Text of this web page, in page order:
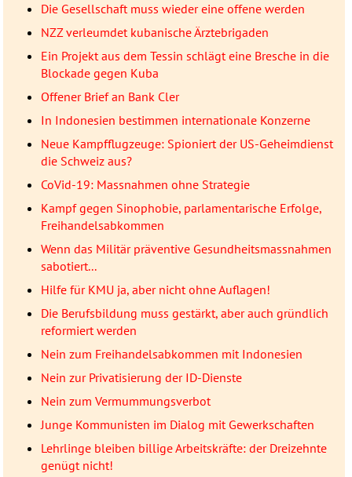
Die Gesellschaft muss wieder eine offene werden
NZZ verleumdet kubanische Ärztebrigaden
Ein Projekt aus dem Tessin schlägt eine Bresche in die
Blockade gegen Kuba
Offener Brief an Bank Cler
In Indonesien bestimmen internationale Konzerne
Neue Kampfflugzeuge: Spioniert der US-Geheimdienst
die Schweiz aus?
CoVid-19: Massnahmen ohne Strategie
Kampf gegen Sinophobie, parlamentarische Erfolge,
Freihandelsabkommen
Wenn das Militär präventive Gesundheitsmassnahmen
sabotiert...
Hilfe für KMU ja, aber nicht ohne Auflagen!
Die Berufsbildung muss gestärkt, aber auch gründlich
reformiert werden
Nein zum Freihandelsabkommen mit Indonesien
Nein zur Privatisierung der ID-Dienste
Nein zum Vermummungsverbot
Junge Kommunisten im Dialog mit Gewerkschaften
Lehrlinge bleiben billige Arbeitskräfte: der Dreizehnte
genügt nicht!